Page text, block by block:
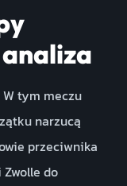
tym meczu
narzucą
przeciwnika
do